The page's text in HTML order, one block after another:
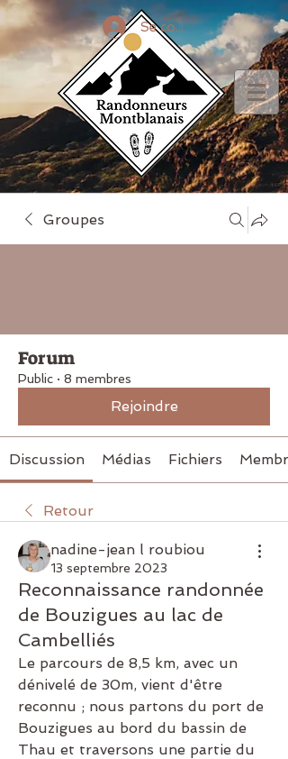
Se connecter
Groupes
Forum
Public · 8 membres
Rejoindre
Discussion Médias Fichiers
Retour
nadine-jean l roubiou
13 septembre 2023
Reconnaissance randonnée
de Bouzigues au lac de
Cambelliés
Le parcours de 8,5 km, avec un
dénivelé de 30m, vient d'être
reconnu ; nous partons du port de
Bouzigues au bord du bassin de
Thau et traversons une partie du